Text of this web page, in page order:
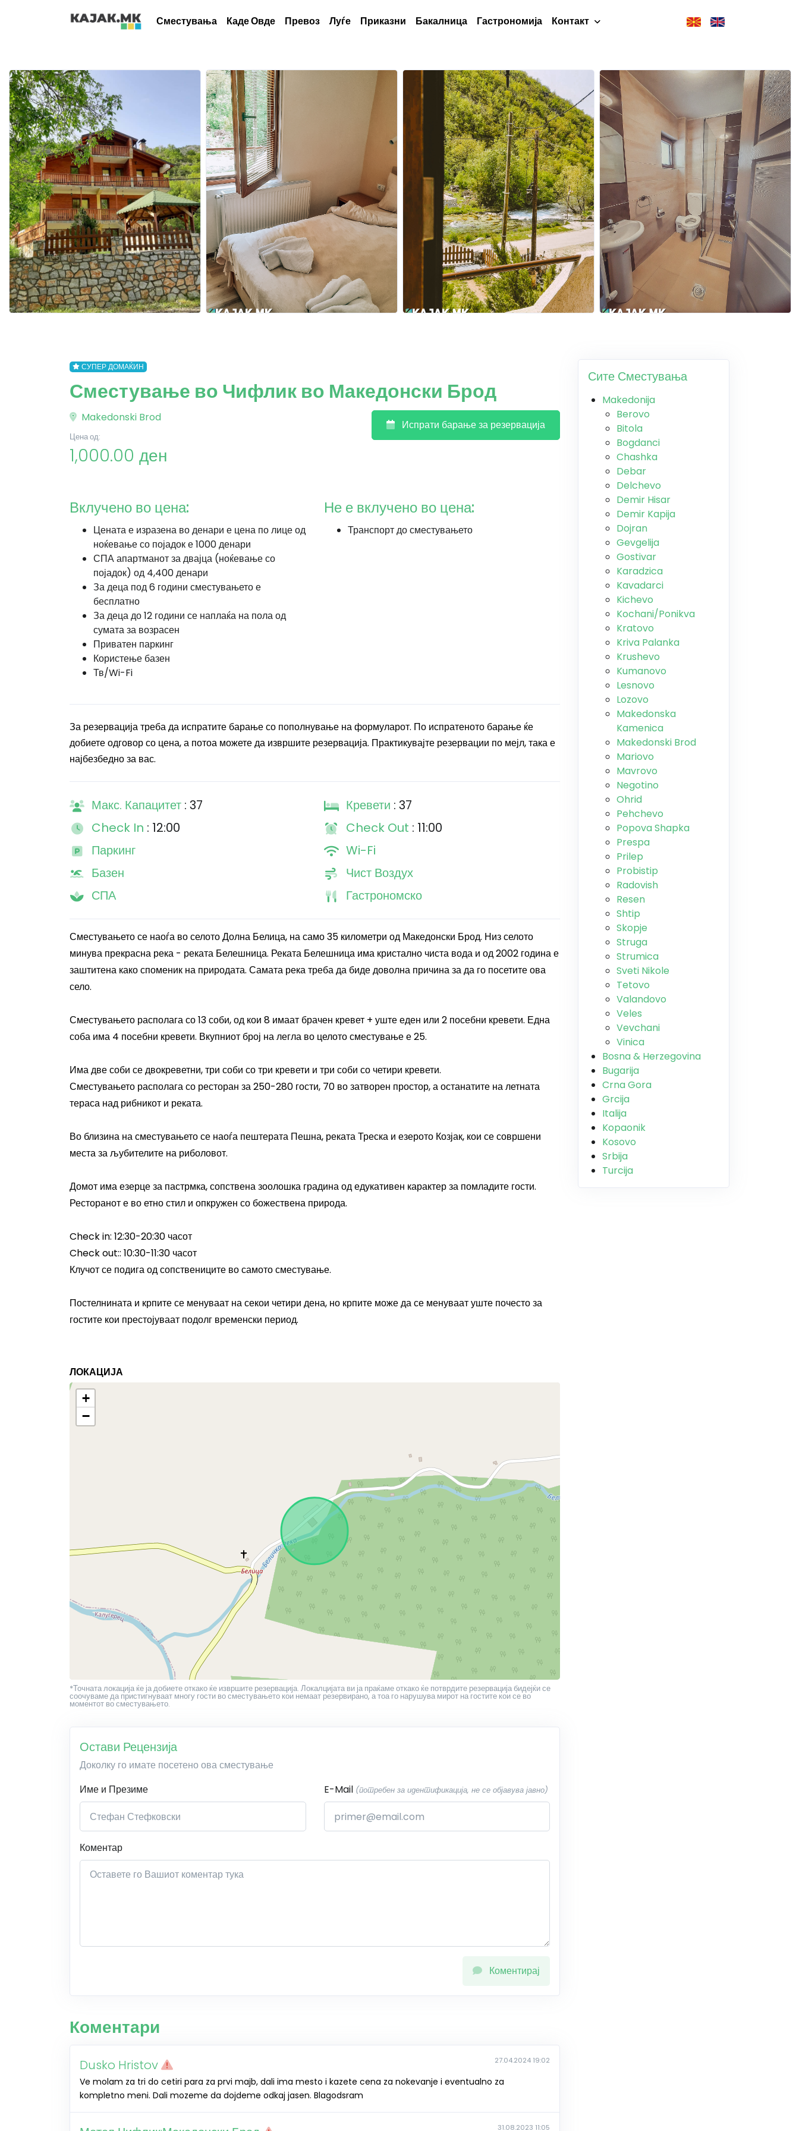
Сместувања Каде Овде Превоз Луѓе Приказни Бакалница Гастрономија Контакт
СУПЕР ДОМАЌИН
Сместување во Чифлик во Македонски Брод
Makedonski Brod
Цена од:
1,000.00 ден
Испрати барање за резервација
Вклучено во цена:
Цената е изразена во денари е цена по лице од
ноќевање со појадок е 1000 денари
СПА апартманот за двајца (ноќевање со
појадок) од 4,400 денари
За деца под 6 години сместувањето е
бесплатно
За деца до 12 години се наплаќа на пола од
сумата за возрасен
Приватен паркинг
Користење базен
Тв/Wi-Fi
Не е вклучено во цена:
Транспорт до сместувањето
За резервација треба да испратите барање со пополнување на формуларот. По испратеното барање ќе
добиете одговор со цена, а потоа можете да извршите резервација. Практикувајте резервации по мејл, така е
најбезбедно за вас.
Макс. Капацитет : 37 Кревети : 37
Check In : 12:00 Check Out : 11:00
Паркинг
Wi-Fi
Базен
Чист Воздух
СПА
Гастрономско
Сместувањето се наоѓа во селото Долна Белица, на само 35 километри од Македонски Брод. Низ селото
минува прекрасна река - реката Белешница. Реката Белешница има кристално чиста вода и од 2002 година е
заштитена како споменик на природата. Самата река треба да биде доволна причина за да го посетите ова
село.
Сместувањето располага со 13 соби, од кои 8 имаат брачен кревет + уште еден или 2 посебни кревети. Една
соба има 4 посебни кревети. Вкупниот број на легла во целото сместување е 25.
Има две соби се двокреветни, три соби со три кревети и три соби со четири кревети.
Сместувањето располага со ресторан за 250-280 гости, 70 во затворен простор, а останатите на летната
тераса над рибникот и реката.
Во близина на сместувањето се наоѓа пештерата Пешна, реката Треска и езерото Козјак, кои се совршени
места за љубителите на риболовот.
Домот има езерце за пастрмка, сопствена зоолошка градина од едукативен карактер за помладите гости.
Ресторанот е во етно стил и опкружен со божествена природа.
Check in: 12:30-20:30 часот
Check out:: 10:30-11:30 часот
Клучот се подига од сопствениците во самото сместување.
Постелнината и крпите се менуваат на секои четири дена, но крпите може да се менуваат уште почесто за
гостите кои престојуваат подолг временски период.
ЛОКАЦИЈА
+
−
*Точната локација ќе ја добиете откако ќе извршите резервација. Локалцијата ви ја праќаме откако ќе потврдите резервација бидејќи се
соочуваме да пристигнуваат многу гости во сместувањето кои немаат резервирано, а тоа го нарушува мирот на гостите кои се во
моментот во сместувањето.
Остави Рецензија
Доколку го имате посетено ова сместување
Име и Презиме
E-Mail (потребен за идентификација, не се објавува јавно)
Коментар
Коментирај
Коментари
Dusko Hristov 27.04.2024 19:02
Ve molam za tri do cetiri para za prvi majb, dali ima mesto i kazete cena za nokevanje i eventualno za
kompletno meni. Dali mozeme da dojdeme odkaj jasen. Blagodsram
31.08.2023 11:05
Сите Сместувања
Makedonija
Berovo
Bitola
Bogdanci
Chashka
Debar
Delchevo
Demir Hisar
Demir Kapija
Dojran
Gevgelija
Gostivar
Karadzica
Kavadarci
Kichevo
Kochani/Ponikva
Kratovo
Kriva Palanka
Krushevo
Kumanovo
Lesnovo
Lozovo
Makedonska
Kamenica
Makedonski Brod
Mariovo
Mavrovo
Negotino
Ohrid
Pehchevo
Popova Shapka
Prespa
Prilep
Probistip
Radovish
Resen
Shtip
Skopje
Struga
Strumica
Sveti Nikole
Tetovo
Valandovo
Veles
Vevchani
Vinica
Bosna & Herzegovina
Bugarija
Crna Gora
Grcija
Italija
Kopaonik
Kosovo
Srbija
Turcija